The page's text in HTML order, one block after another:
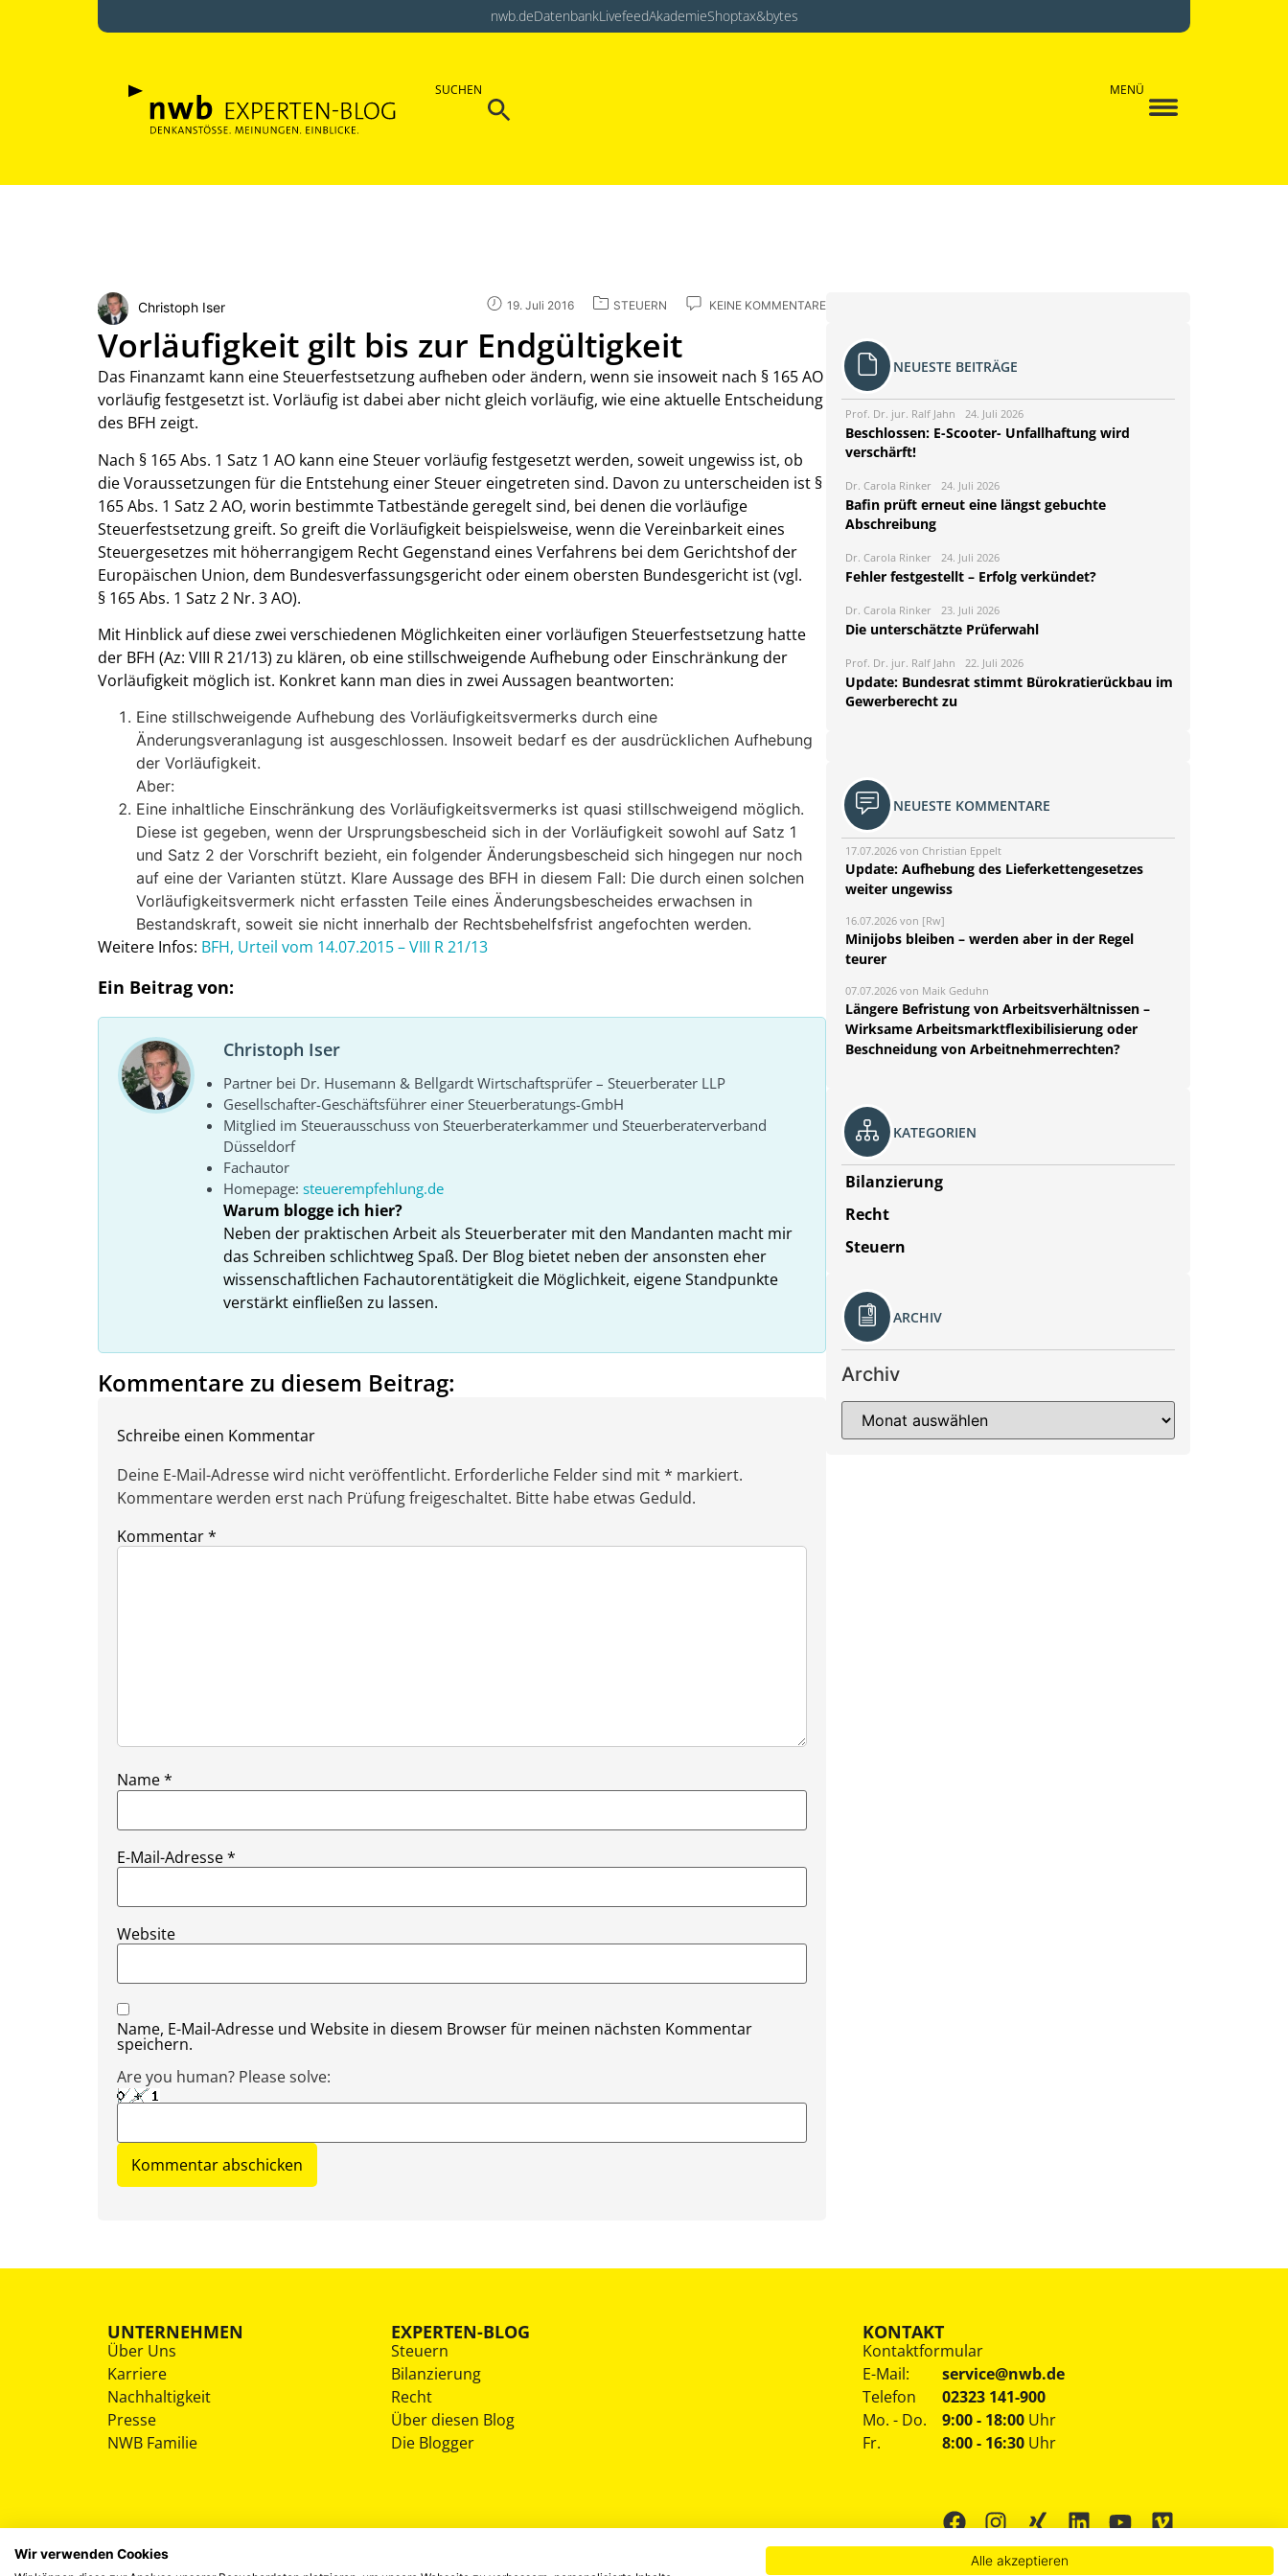
nwb.deDatenbankLivefeedAkademieShoptax&bytes
SUCHEN
Search
MENÜ
Christoph Iser 19. Juli 2016 STEUERN KEINE KOMMENTARE
Vorläufigkeit gilt bis zur Endgültigkeit
Das Finanzamt kann eine Steuerfestsetzung aufheben oder ändern, wenn sie insoweit nach § 165 AO
vorläufig festgesetzt ist. Vorläufig ist dabei aber nicht gleich vorläufig, wie eine aktuelle Entscheidung
des BFH zeigt.
Nach § 165 Abs. 1 Satz 1 AO kann eine Steuer vorläufig festgesetzt werden, soweit ungewiss ist, ob
die Voraussetzungen für die Entstehung einer Steuer eingetreten sind. Davon zu unterscheiden ist §
165 Abs. 1 Satz 2 AO, worin bestimmte Tatbestände geregelt sind, bei denen die vorläufige
Steuerfestsetzung greift. So greift die Vorläufigkeit beispielsweise, wenn die Vereinbarkeit eines
Steuergesetzes mit höherrangigem Recht Gegenstand eines Verfahrens bei dem Gerichtshof der
Europäischen Union, dem Bundesverfassungsgericht oder einem obersten Bundesgericht ist (vgl.
§ 165 Abs. 1 Satz 2 Nr. 3 AO).
Mit Hinblick auf diese zwei verschiedenen Möglichkeiten einer vorläufigen Steuerfestsetzung hatte
der BFH (Az: VIII R 21/13) zu klären, ob eine stillschweigende Aufhebung oder Einschränkung der
Vorläufigkeit möglich ist. Konkret kann man dies in zwei Aussagen beantworten:
Eine stillschweigende Aufhebung des Vorläufigkeitsvermerks durch eine
Änderungsveranlagung ist ausgeschlossen. Insoweit bedarf es der ausdrücklichen Aufhebung
der Vorläufigkeit.
Aber:
Eine inhaltliche Einschränkung des Vorläufigkeitsvermerks ist quasi stillschweigend möglich.
Diese ist gegeben, wenn der Ursprungsbescheid sich in der Vorläufigkeit sowohl auf Satz 1
und Satz 2 der Vorschrift bezieht, ein folgender Änderungsbescheid sich hingegen nur noch
auf eine der Varianten stützt. Klare Aussage des BFH in diesem Fall: Die durch einen solchen
Vorläufigkeitsvermerk nicht erfassten Teile eines Änderungsbescheides erwachsen in
Bestandskraft, soweit sie nicht innerhalb der Rechtsbehelfsfrist angefochten werden.
Weitere Infos: BFH, Urteil vom 14.07.2015 –VIII R21/13
Ein Beitrag von:
Christoph Iser
Partner bei Dr. Husemann & Bellgardt Wirtschaftsprüfer – Steuerberater LLP
Gesellschafter-Geschäftsführer einer Steuerberatungs-GmbH
Mitglied im Steuerausschuss von Steuerberaterkammer und Steuerberaterverband
Düsseldorf
Fachautor
Homepage: steuerempfehlung.de
Warum blogge ich hier?
Neben der praktischen Arbeit als Steuerberater mit den Mandanten macht mir
das Schreiben schlichtweg Spaß. Der Blog bietet neben der ansonsten eher
wissenschaftlichen Fachautorentätigkeit die Möglichkeit, eigene Standpunkte
verstärkt einfließen zu lassen.
Kommentare zu diesem Beitrag:
Schreibe einen Kommentar
Deine E-Mail-Adresse wird nicht veröffentlicht. Erforderliche Felder sind mit * markiert.
Kommentare werden erst nach Prüfung freigeschaltet. Bitte habe etwas Geduld.
Kommentar*
Name*
E-Mail-Adresse*
Website
Name, E-Mail-Adresse und Website in diesem Browser für meinen nächsten Kommentar
speichern.
Are you human? Please solve:
NEUESTE BEITRÄGE
Prof. Dr. jur. Ralf Jahn 24. Juli 2026
Beschlossen: E-Scooter- Unfallhaftung wird
verschärft!
Dr. Carola Rinker 24. Juli 2026
Bafin prüft erneut eine längst gebuchte
Abschreibung
Dr. Carola Rinker 24. Juli 2026
Fehler festgestellt – Erfolg verkündet?
Dr. Carola Rinker 23. Juli 2026
Die unterschätzte Prüferwahl
Prof. Dr. jur. Ralf Jahn 22. Juli 2026
Update: Bundesrat stimmt Bürokratierückbau im
Gewerberecht zu
NEUESTE KOMMENTARE
17.07.2026 von Christian Eppelt
Update: Aufhebung des Lieferkettengesetzes
weiter ungewiss
16.07.2026 von [Rw]
Minijobs bleiben – werden aber in der Regel
teurer
07.07.2026 von Maik Geduhn
Längere Befristung von Arbeitsverhältnissen –
Wirksame Arbeitsmarktflexibilisierung oder
Beschneidung von Arbeitnehmerrechten?
KATEGORIEN
Bilanzierung
Recht
Steuern
ARCHIV
Archiv
UNTERNEHMEN
Über Uns
Karriere
Nachhaltigkeit
Presse
NWB Familie
EXPERTEN-BLOG
Steuern
Bilanzierung
Recht
Über diesen Blog
Die Blogger
KONTAKT
Kontaktformular
E-Mail:
service@nwb.de
Telefon
02323 141-900
Mo. - Do.
Fr.
9:00 - 18:00 Uhr
8:00 - 16:30 Uhr
Wir verwenden Cookies Alle akzeptieren